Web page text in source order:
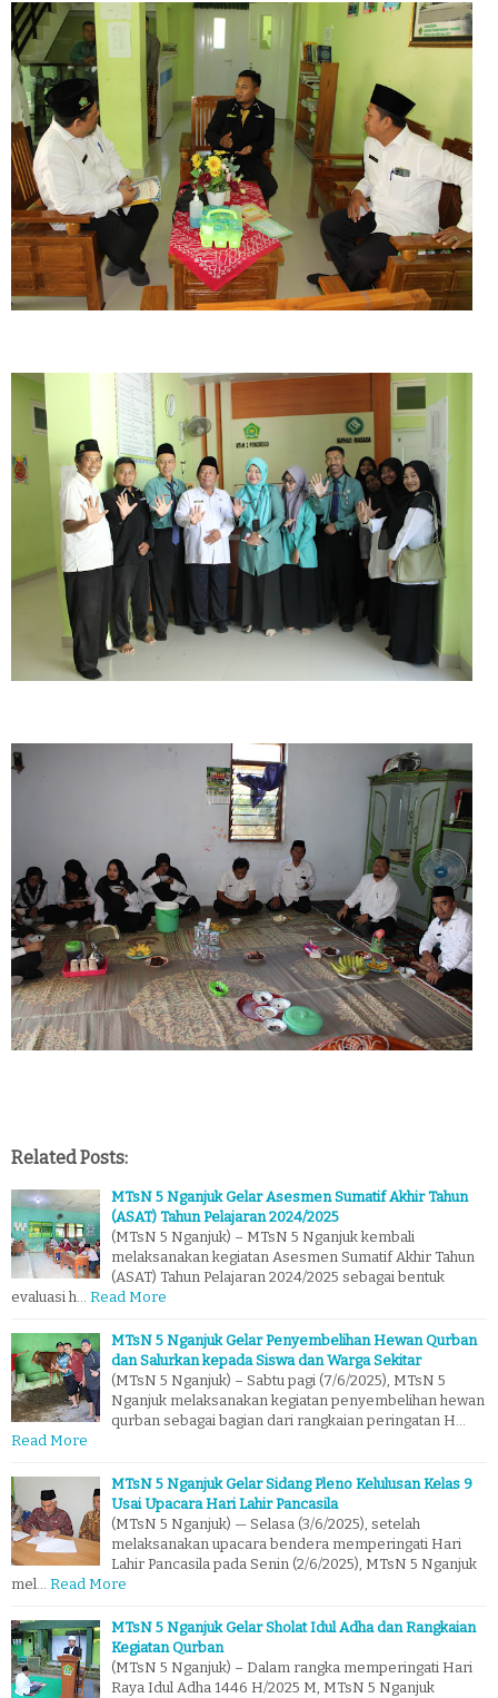
Related Posts:
MTsN 5 Nganjuk Gelar Asesmen Sumatif Akhir Tahun
(ASAT) Tahun Pelajaran 2024/2025
(MTsN 5 Nganjuk) – MTsN 5 Nganjuk kembali
melaksanakan kegiatan Asesmen Sumatif Akhir Tahun
(ASAT) Tahun Pelajaran 2024/2025 sebagai bentuk
evaluasi h… Read More
MTsN 5 Nganjuk Gelar Penyembelihan Hewan Qurban
dan Salurkan kepada Siswa dan Warga Sekitar
(MTsN 5 Nganjuk) – Sabtu pagi (7/6/2025), MTsN 5
Nganjuk melaksanakan kegiatan penyembelihan hewan
qurban sebagai bagian dari rangkaian peringatan H…
Read More
MTsN 5 Nganjuk Gelar Sidang Pleno Kelulusan Kelas 9
Usai Upacara Hari Lahir Pancasila
(MTsN 5 Nganjuk) — Selasa (3/6/2025), setelah
melaksanakan upacara bendera memperingati Hari
Lahir Pancasila pada Senin (2/6/2025), MTsN 5 Nganjuk
mel… Read More
MTsN 5 Nganjuk Gelar Sholat Idul Adha dan Rangkaian
Kegiatan Qurban
(MTsN 5 Nganjuk) – Dalam rangka memperingati Hari
Raya Idul Adha 1446 H/2025 M, MTsN 5 Nganjuk